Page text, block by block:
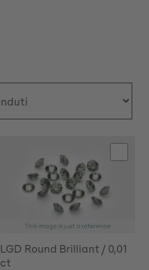
LGD Round Brilliant / 0,01
ct